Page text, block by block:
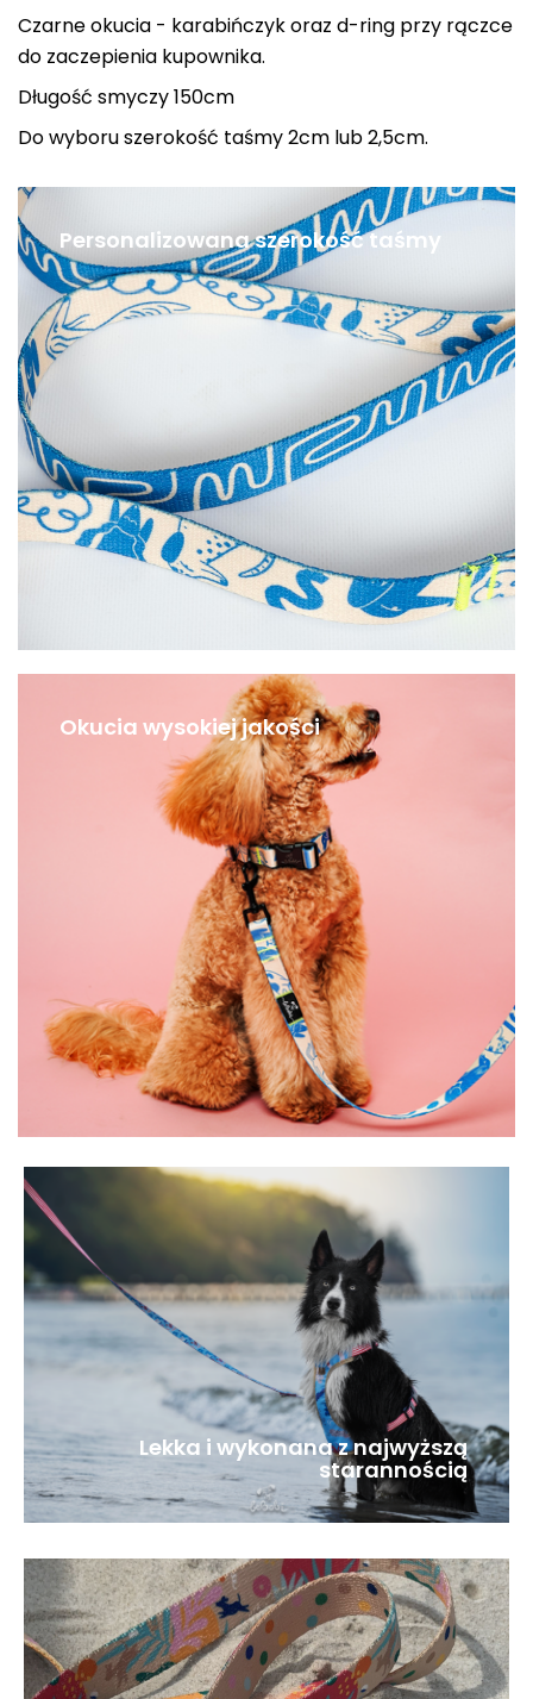
Czarne okucia - karabińczyk oraz d-ring przy rączce
do zaczepienia kupownika.
Długość smyczy 150cm
Do wyboru szerokość taśmy 2cm lub 2,5cm.
Personalizowana szerokość taśmy
Okucia wysokiej jakości
Lekka i wykonana z najwyższą
starannością